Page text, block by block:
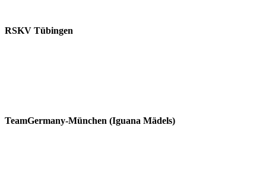
RSKV Tübingen
TeamGermany-München (Iguana Mädels)